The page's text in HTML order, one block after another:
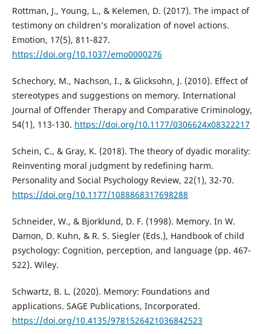
Rottman, J., Young, L., & Kelemen, D. (2017). The impact of
testimony on children’s moralization of novel actions.
Emotion, 17(5), 811-827.
https://doi.org/10.1037/emo0000276
Schechory, M., Nachson, I., & Glicksohn, J. (2010). Effect of
stereotypes and suggestions on memory. International
Journal of Offender Therapy and Comparative Criminology,
54(1), 113-130. https://doi.org/10.1177/0306624x08322217
Schein, C., & Gray, K. (2018). The theory of dyadic morality:
Reinventing moral judgment by redefining harm.
Personality and Social Psychology Review, 22(1), 32-70.
https://doi.org/10.1177/1088868317698288
Schneider, W., & Bjorklund, D. F. (1998). Memory. In W.
Damon, D. Kuhn, & R. S. Siegler (Eds.), Handbook of child
psychology: Cognition, perception, and language (pp. 467-
522). Wiley.
Schwartz, B. L. (2020). Memory: Foundations and
applications. SAGE Publications, Incorporated.
https://doi.org/10.4135/9781526421036842523